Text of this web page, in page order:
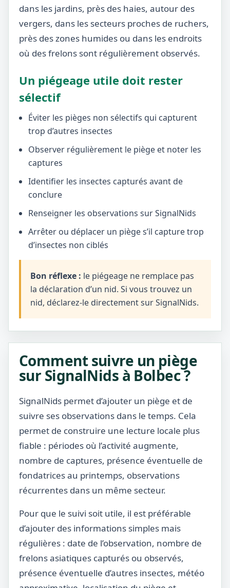
dans les jardins, près des haies, autour des
vergers, dans les secteurs proches de ruchers,
près des zones humides ou dans les endroits
où des frelons sont régulièrement observés.
Un piégeage utile doit rester
sélectif
Éviter les pièges non sélectifs qui capturent
trop d’autres insectes
Observer régulièrement le piège et noter les
captures
Identifier les insectes capturés avant de
conclure
Renseigner les observations sur SignalNids
Arrêter ou déplacer un piège s’il capture trop
d’insectes non ciblés
Bon réflexe : le piégeage ne remplace pas
la déclaration d’un nid. Si vous trouvez un
nid, déclarez-le directement sur SignalNids.
Comment suivre un piège
sur SignalNids à Bolbec ?
SignalNids permet d’ajouter un piège et de
suivre ses observations dans le temps. Cela
permet de construire une lecture locale plus
fiable : périodes où l’activité augmente,
nombre de captures, présence éventuelle de
fondatrices au printemps, observations
récurrentes dans un même secteur.
Pour que le suivi soit utile, il est préférable
d’ajouter des informations simples mais
régulières : date de l’observation, nombre de
frelons asiatiques capturés ou observés,
présence éventuelle d’autres insectes, météo